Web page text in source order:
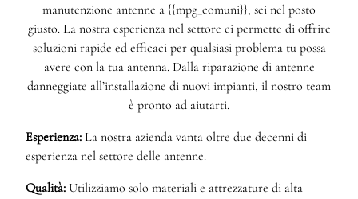
manutenzione antenne a {{mpg_comuni}}, sei nel posto
giusto. La nostra esperienza nel settore ci permette di offrire
soluzioni rapide ed efficaci per qualsiasi problema tu possa
avere con la tua antenna. Dalla riparazione di antenne
danneggiate all’installazione di nuovi impianti, il nostro team
è pronto ad aiutarti.
Esperienza: La nostra azienda vanta oltre due decenni di
esperienza nel settore delle antenne.
Qualità: Utilizziamo solo materiali e attrezzature di alta